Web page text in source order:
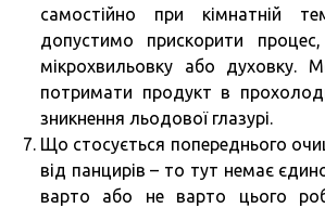
самостійно при кімнатній
допустимо прискорити
мікрохвильовку або духовку.
потримати продукт в
зникнення льодової глазурі.
Що стосується попереднього
від панцирів – то тут немає
варто або не варто цього